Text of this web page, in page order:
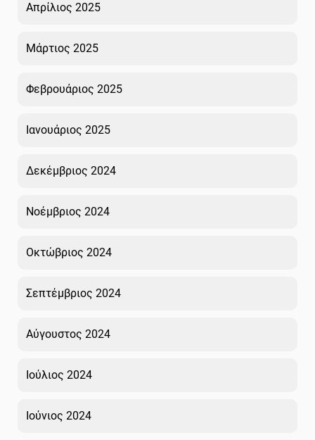
Απρίλιος 2025
Μάρτιος 2025
Φεβρουάριος 2025
Ιανουάριος 2025
Δεκέμβριος 2024
Νοέμβριος 2024
Οκτώβριος 2024
Σεπτέμβριος 2024
Αύγουστος 2024
Ιούλιος 2024
Ιούνιος 2024